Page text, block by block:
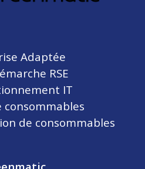
Adaptée
RSE
IT
consommables
de consommables